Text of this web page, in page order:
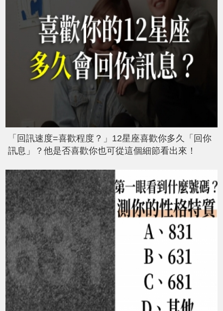
「回訊速度=喜歡程度？」12星座喜歡你多久「回你
訊息」？他是否喜歡你也可從這個細節看出來！